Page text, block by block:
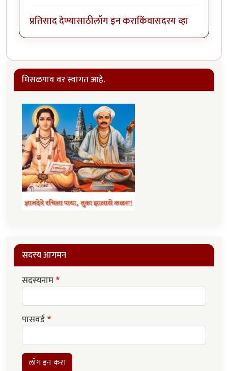
प्रतिसाद देण्यासाठीलॉग इन कराकिंवासदस्य व्हा
मिसळपाव वर स्वागत आहे.
सदस्य आगमन
सदस्यनाम
पासवर्ड
लॉग इन करा